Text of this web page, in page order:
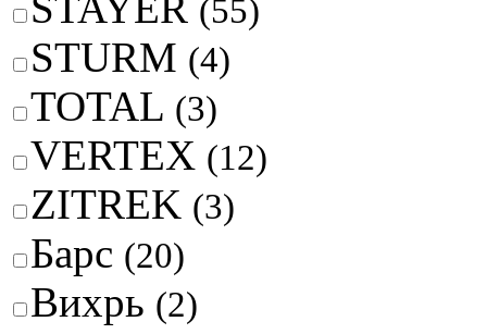
(55)
STURM (4)
TOTAL (3)
VERTEX (12)
ZITREK (3)
Барс (20)
Вихрь (2)